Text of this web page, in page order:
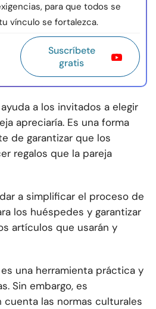
para que todos se
vínculo se fortalezca.
Suscríbete
gratis
a los invitados a elegir
apreciaría. Es una forma
de garantizar que los
regalos que la pareja
a simplificar el proceso de
los huéspedes y garantizar
artículos que usarán y
una herramienta práctica y
Sin embargo, es
las normas culturales